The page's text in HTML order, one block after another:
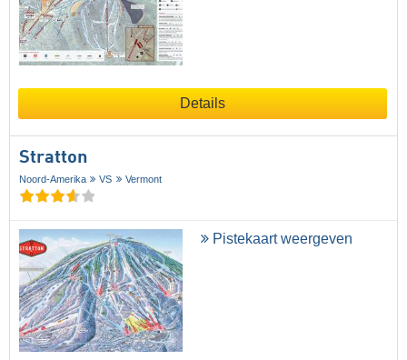
Details
Stratton
Noord-Amerika VS Vermont
Pistekaart weergeven